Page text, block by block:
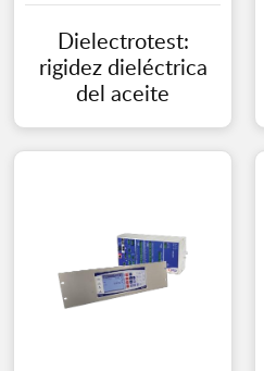
Dielectrotest:
rigidez dieléctrica
del aceite